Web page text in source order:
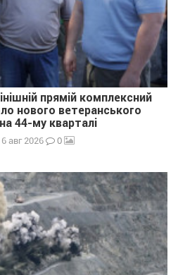
прямій комплексний
нового ветеранського
44-му кварталі
авг 2026 0